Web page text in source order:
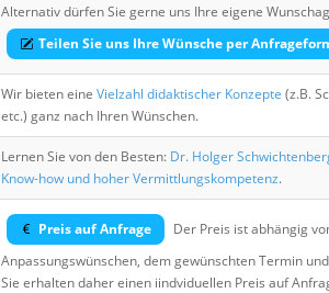
Alternativ dürfen Sie gerne uns Ihre eigene
Teilen Sie uns Ihre Wünsche per
Wir bieten eine Vielzahl didaktischer Konzepte (z.B.
etc.) ganz nach Ihren Wünschen.
Lernen Sie von den Besten: Dr. Holger
Know-how und hoher Vermittlungskompetenz.
Preis auf Anfrage
Der Preis ist abhängig
Anpassungswünschen, dem gewünschten Termin
Sie erhalten daher einen iindviduellen Preis auf